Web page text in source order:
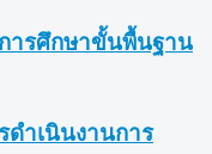
ารศึกษาขั้นพื้นฐาน
ดำเนินงานการ